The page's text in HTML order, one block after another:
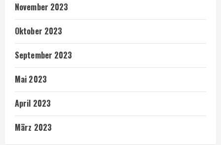
November 2023
Oktober 2023
September 2023
Mai 2023
April 2023
März 2023